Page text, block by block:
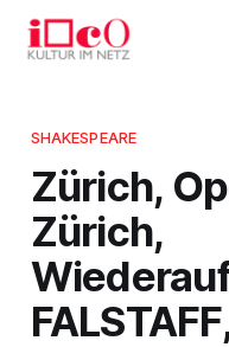
SHAKESPEARE
Zürich,
Zürich,